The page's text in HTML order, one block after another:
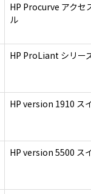
HP Procurve アクセ
ル
HP ProLiant シリー
HP version 1910 ス
HP version 5500 ス